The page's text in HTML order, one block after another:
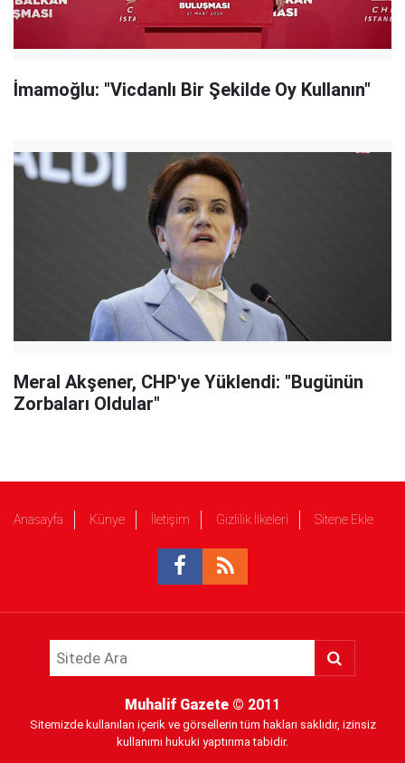
İmamoğlu: "Vicdanlı Bir Şekilde Oy Kullanın"
Meral Akşener, CHP'ye Yüklendi: "Bugünün
Zorbaları Oldular"
Anasayfa Künye İletişim Gizlilik İlkeleri Sitene Ekle
Muhalif Gazete © 2011
Sitemizde kullanılan içerik ve görsellerin tüm hakları saklıdır, izinsiz
kullanımı hukuki yaptırıma tabidir.